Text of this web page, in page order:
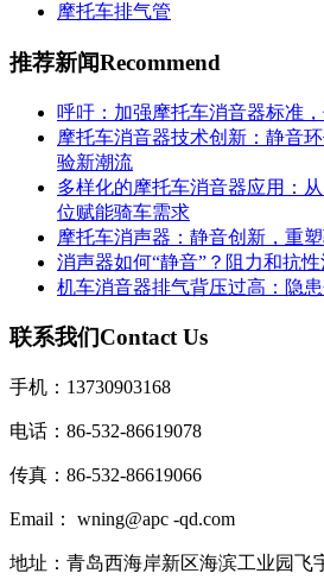
摩托车排气管
推荐新闻Recommend
呼吁：加强摩托车消音器标准
摩托车消音器技术创新：静音
验新潮流
多样化的摩托车消音器应用：
位赋能骑车需求
摩托车消声器：静音创新，重
消声器如何“静音”？阻力和抗
机车消音器排气背压过高：隐
联系我们Contact Us
手机：13730903168
电话：86-532-86619078
传真：86-532-86619066
Email： wning@apc -qd.com
地址：青岛西海岸新区海滨工业园飞